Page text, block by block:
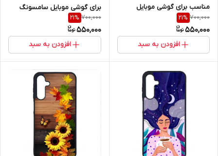
مناسب برای گوشی موبایل
سامسونگ Galaxy A16 4G / A16
5G
700,000
21%
550,000
افزودن به سبد
برای گوشی موبایل سامسونگ
Galaxy A16 4G / A16 5G
700,000
21%
550,000
افزودن به سبد